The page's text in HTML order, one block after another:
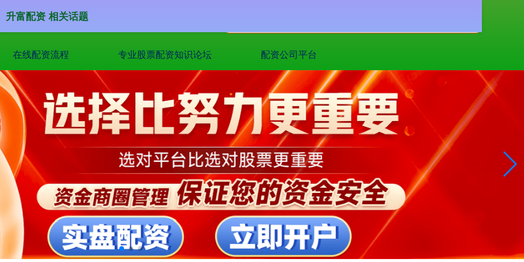
在线配资流程 专业股票配资知识论坛 配资公司平台
升富配资 相关话题